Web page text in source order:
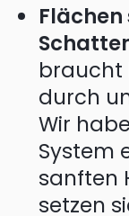
braucht
durch
Wir
System
sanften
setzen